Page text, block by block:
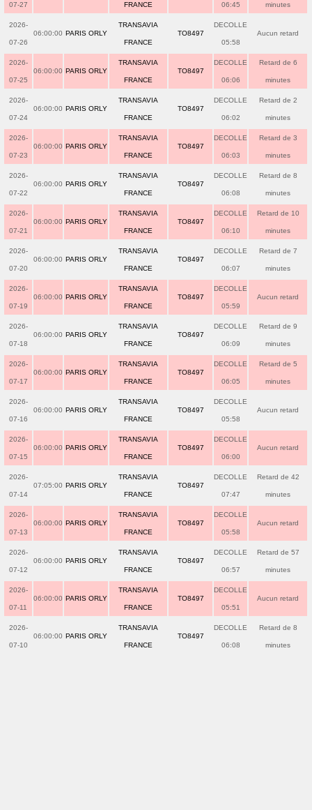
07-27 FRANCE 06:45 minutes
2026-
07-26
06:00:00 PARIS ORLY
TRANSAVIA
FRANCE
TO8497
DECOLLE
05:58
Aucun retard
2026-
07-25
06:00:00 PARIS ORLY
TRANSAVIA
FRANCE
TO8497
DECOLLE
06:06
Retard de 6
minutes
2026-
07-24
06:00:00 PARIS ORLY
TRANSAVIA
FRANCE
TO8497
DECOLLE
06:02
Retard de 2
minutes
2026-
07-23
06:00:00 PARIS ORLY
TRANSAVIA
FRANCE
TO8497
DECOLLE
06:03
Retard de 3
minutes
2026-
07-22
06:00:00 PARIS ORLY
TRANSAVIA
FRANCE
TO8497
DECOLLE
06:08
Retard de 8
minutes
2026-
07-21
06:00:00 PARIS ORLY
TRANSAVIA
FRANCE
TO8497
DECOLLE
06:10
Retard de 10
minutes
2026-
07-20
06:00:00 PARIS ORLY
TRANSAVIA
FRANCE
TO8497
DECOLLE
06:07
Retard de 7
minutes
2026-
07-19
06:00:00 PARIS ORLY
TRANSAVIA
FRANCE
TO8497
DECOLLE
05:59
Aucun retard
2026-
07-18
06:00:00 PARIS ORLY
TRANSAVIA
FRANCE
TO8497
DECOLLE
06:09
Retard de 9
minutes
2026-
07-17
06:00:00 PARIS ORLY
TRANSAVIA
FRANCE
TO8497
DECOLLE
06:05
Retard de 5
minutes
2026-
07-16
06:00:00 PARIS ORLY
TRANSAVIA
FRANCE
TO8497
DECOLLE
05:58
Aucun retard
2026-
07-15
06:00:00 PARIS ORLY
TRANSAVIA
FRANCE
TO8497
DECOLLE
06:00
Aucun retard
2026-
07-14
07:05:00 PARIS ORLY
TRANSAVIA
FRANCE
TO8497
DECOLLE
07:47
Retard de 42
minutes
2026-
07-13
06:00:00 PARIS ORLY
TRANSAVIA
FRANCE
TO8497
DECOLLE
05:58
Aucun retard
2026-
07-12
06:00:00 PARIS ORLY
TRANSAVIA
FRANCE
TO8497
DECOLLE
06:57
Retard de 57
minutes
2026-
07-11
06:00:00 PARIS ORLY
TRANSAVIA
FRANCE
TO8497
DECOLLE
05:51
Aucun retard
2026-
07-10
06:00:00 PARIS ORLY
TRANSAVIA
FRANCE
TO8497
DECOLLE
06:08
Retard de 8
minutes